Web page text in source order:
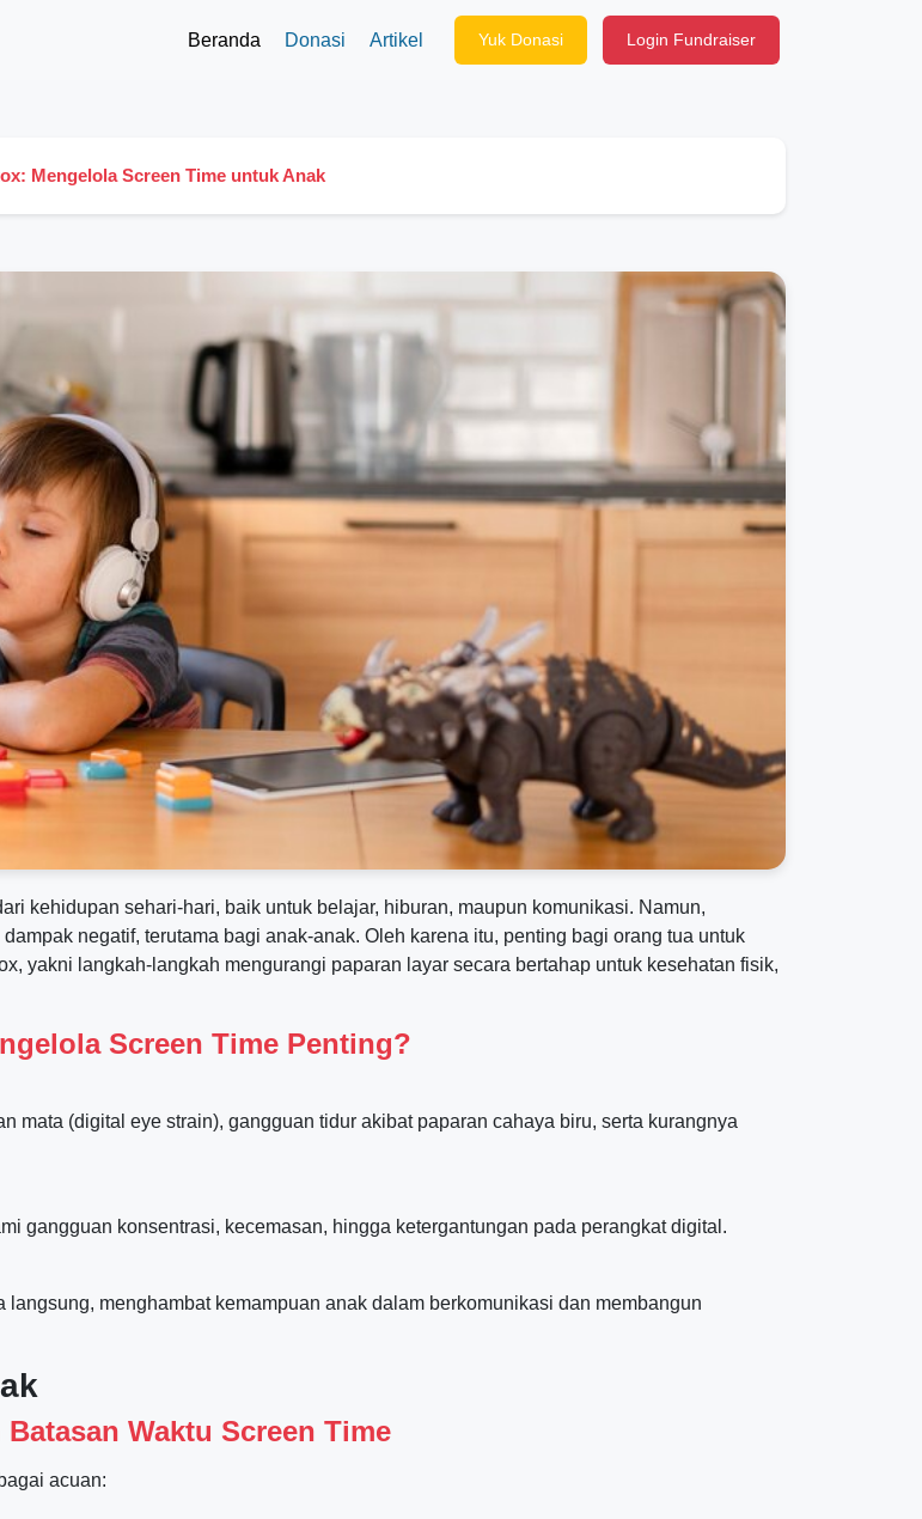
Beranda Donasi Artikel Yuk Donasi Login Fundraiser
Mengelola Screen Time untuk Anak
kehidupan sehari-hari, baik untuk belajar, hiburan, maupun komunikasi. Namun,
negatif, terutama bagi anak-anak. Oleh karena itu, penting bagi orang tua untuk
yakni langkah-langkah mengurangi paparan layar secara bertahap untuk kesehatan fisik,
Screen Time Penting?
mata (digital eye strain), gangguan tidur akibat paparan cahaya biru, serta kurangnya
gangguan konsentrasi, kecemasan, hingga ketergantungan pada perangkat digital.
menghambat kemampuan anak dalam berkomunikasi dan membangun
Batasan Waktu Screen Time
acuan: